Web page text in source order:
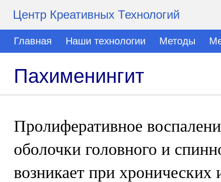
Центр Креативных Технологий
Главная Наши технологии Методы
Пахименингит
Пролиферативное
оболочки головного и
возникает при